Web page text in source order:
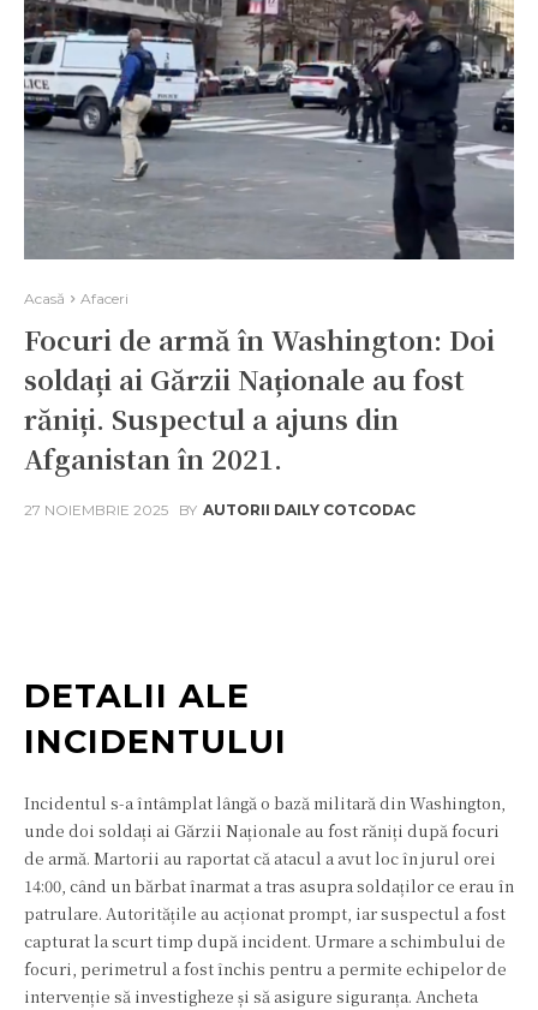
Acasă Afaceri
Focuri de armă în Washington: Doi
soldați ai Gărzii Naționale au fost
răniți. Suspectul a ajuns din
Afganistan în 2021.
27 NOIEMBRIE 2025 BY AUTORII DAILY COTCODAC
DETALII ALE
INCIDENTULUI
Incidentul s-a întâmplat lângă o bază militară din Washington,
unde doi soldați ai Gărzii Naționale au fost răniți după focuri
de armă. Martorii au raportat că atacul a avut loc în jurul orei
14:00, când un bărbat înarmat a tras asupra soldaților ce erau în
patrulare. Autoritățile au acționat prompt, iar suspectul a fost
capturat la scurt timp după incident. Urmare a schimbului de
focuri, perimetrul a fost închis pentru a permite echipelor de
intervenție să investigheze și să asigure siguranța. Ancheta